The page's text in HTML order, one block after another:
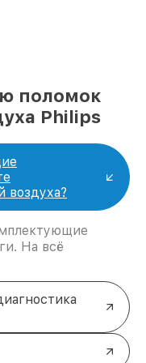
поломок
Philips
воздуха?
На всё